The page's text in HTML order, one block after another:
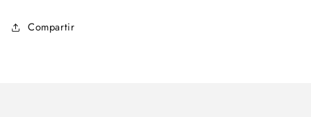
Compartir